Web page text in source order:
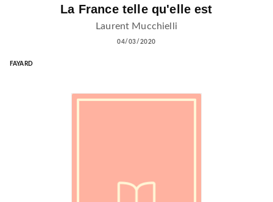
La France telle qu'elle est
Laurent Mucchielli
04/03/2020
FAYARD